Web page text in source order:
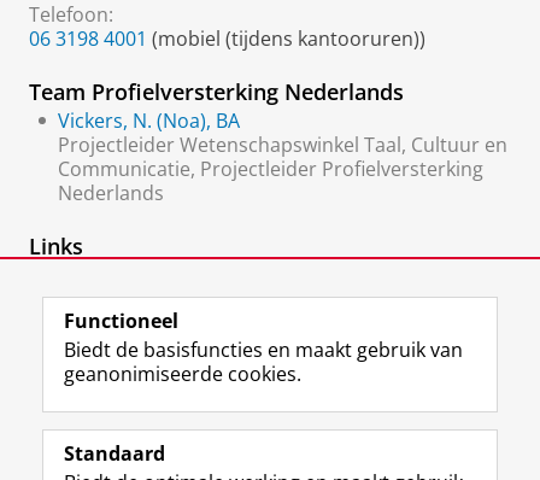
Telefoon:
06 3198 4001 (mobiel (tijdens kantooruren))
Team Profielversterking Nederlands
Vickers, N. (Noa), BA
Projectleider Wetenschapswinkel Taal, Cultuur en
Communicatie, Projectleider Profielversterking
Nederlands
Links
Volg de RUG
F
a
L
i
R
S
I
n
Y
o
Functioneel
Biedt de basisfuncties en maakt gebruik van
geanonimiseerde cookies.
Standaard